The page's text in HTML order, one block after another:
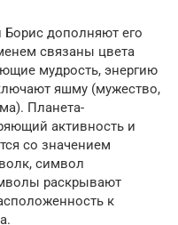
дополняют его
связаны цвета
мудрость, энергию
яшму (мужество,
Планета-
активность и
со значением
символ
раскрывают
к